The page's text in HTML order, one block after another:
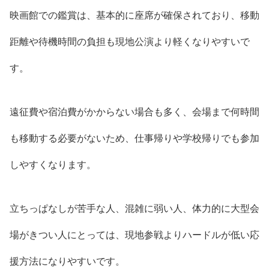
映画館での鑑賞は、基本的に座席が確保されており、移動
距離や待機時間の負担も現地公演より軽くなりやすいで
す。
遠征費や宿泊費がかからない場合も多く、会場まで何時間
も移動する必要がないため、仕事帰りや学校帰りでも参加
しやすくなります。
立ちっぱなしが苦手な人、混雑に弱い人、体力的に大型会
場がきつい人にとっては、現地参戦よりハードルが低い応
援方法になりやすいです。